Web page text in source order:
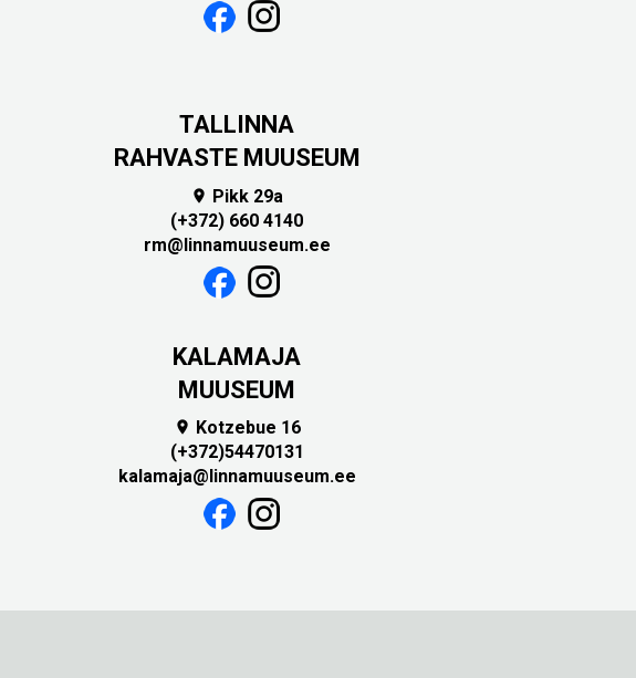
TALLINNA
RAHVASTE MUUSEUM
 Pikk 29a
(+372) 660 4140
rm@linnamuuseum.ee
KALAMAJA
MUUSEUM

Kotzebue 16
(+372)54470131
kalamaja@linnamuuseum.ee